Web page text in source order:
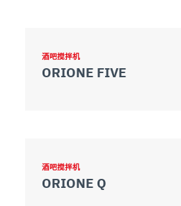
酒吧搅拌机
ORIONE FIVE
酒吧搅拌机
ORIONE Q